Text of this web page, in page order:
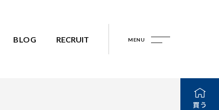
BLOG RECRUIT MENU
買う